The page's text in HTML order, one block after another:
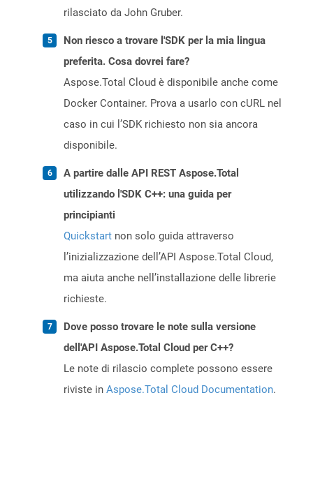
rilasciato da John Gruber.
Non riesco a trovare l'SDK per la mia lingua
preferita. Cosa dovrei fare?
Aspose.Total Cloud è disponibile anche come
Docker Container. Prova a usarlo con cURL nel
caso in cui l’SDK richiesto non sia ancora
disponibile.
A partire dalle API REST Aspose.Total
utilizzando l'SDK C++: una guida per
principianti
Quickstart non solo guida attraverso
l’inizializzazione dell’API Aspose.Total Cloud,
ma aiuta anche nell’installazione delle librerie
richieste.
Dove posso trovare le note sulla versione
dell'API Aspose.Total Cloud per C++?
Le note di rilascio complete possono essere
riviste in Aspose.Total Cloud Documentation.